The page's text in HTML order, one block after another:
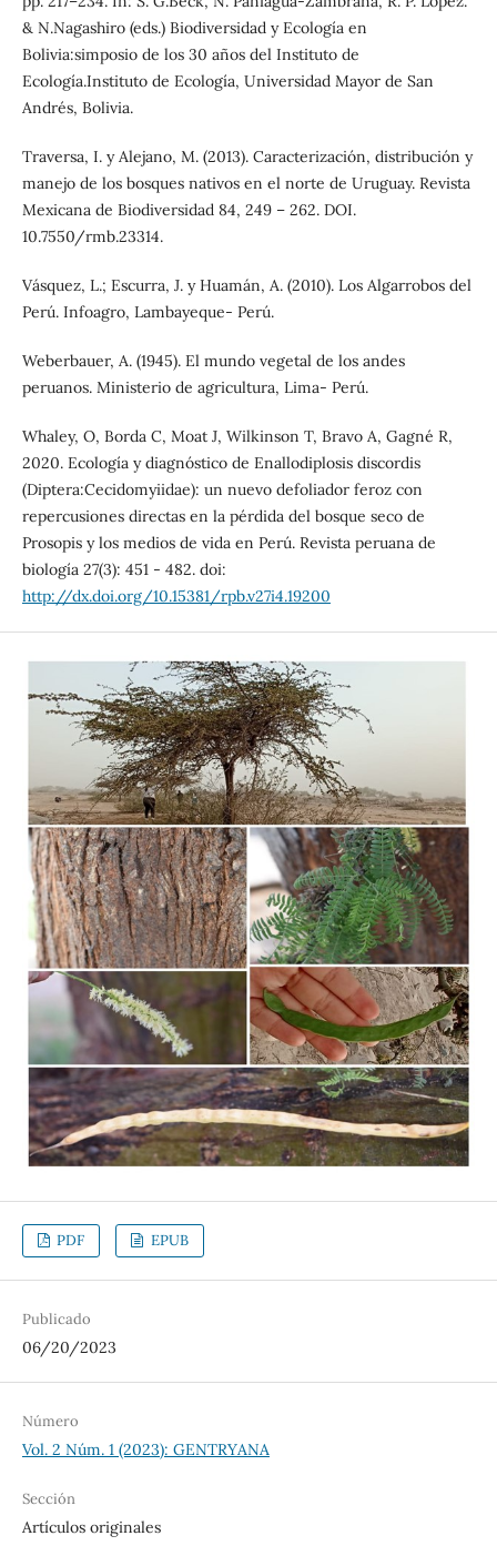
& N.Nagashiro (eds.) Biodiversidad y Ecología en
Bolivia:simposio de los 30 años del Instituto de
Ecología.Instituto de Ecología, Universidad Mayor de San
Andrés, Bolivia.
Traversa, I. y Alejano, M. (2013). Caracterización, distribución y
manejo de los bosques nativos en el norte de Uruguay. Revista
Mexicana de Biodiversidad 84, 249 – 262. DOI.
10.7550/rmb.23314.
Vásquez, L.; Escurra, J. y Huamán, A. (2010). Los Algarrobos del
Perú. Infoagro, Lambayeque- Perú.
Weberbauer, A. (1945). El mundo vegetal de los andes
peruanos. Ministerio de agricultura, Lima- Perú.
Whaley, O, Borda C, Moat J, Wilkinson T, Bravo A, Gagné R,
2020. Ecología y diagnóstico de Enallodiplosis discordis
(Diptera:Cecidomyiidae): un nuevo defoliador feroz con
repercusiones directas en la pérdida del bosque seco de
Prosopis y los medios de vida en Perú. Revista peruana de
biología 27(3): 451 - 482. doi:
http://dx.doi.org/10.15381/rpb.v27i4.19200
PDF EPUB
Publicado
06/20/2023
Número
Vol. 2 Núm. 1 (2023): GENTRYANA
Sección
Artículos originales